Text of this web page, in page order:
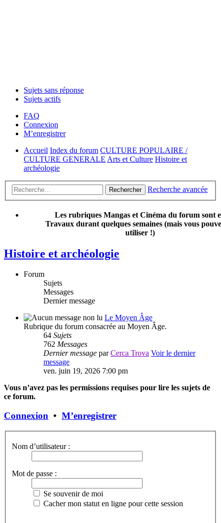
Sujets sans réponse
Sujets actifs
FAQ
Connexion
M’enregistrer
Accueil Index du forum CULTURE POPULAIRE /
CULTURE GENERALE Arts et Culture Histoire et
archéologie
Rechercher Recherche avancée
Les rubriques Mangas et Cinéma du forum sont
Travaux durant quelques semaines (mais vous
utiliser !)
Histoire et archéologie
Forum
Sujets
Messages
Dernier message
Le Moyen Âge
Rubrique du forum consacrée au Moyen Âge.
64 Sujets
762 Messages
Dernier message parCerca Trova Voir le dernier
message
ven. juin 19, 2026 7:00 pm
Vous n’avez pas les permissions requises pour lire les sujets de
ce forum.
Connexion • M’enregistrer
Nom d’utilisateur :
Mot de passe :
Se souvenir de moi
Cacher mon statut en ligne pour cette session